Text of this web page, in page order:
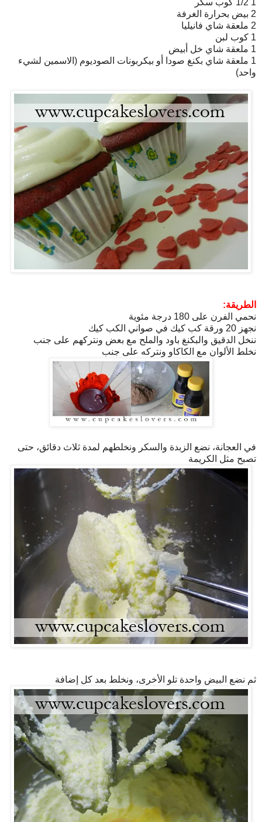
1 1/2 كوب سكر
2 بيض بحرارة الغرفة
2 ملعقة شاي فانيليا
1 كوب لبن
1 ملعقة شاي خل أبيض
1 ملعقة شاي بكنغ صودا أو بيكربونات الصوديوم (الاسمين لشيء
واحد)
الطريقة:
نحمي الفرن على 180 درجة مئوية
نجهز 20 ورقة كب كيك في صواني الكب كيك
ننخل الدقيق والبكنغ باود والملح مع بعض ونتركهم على جنب
نخلط الألوان مع الكاكاو ونتركه على جنب
في العجانة، نضع الزبدة والسكر ونخلطهم لمدة ثلاث دقائق، حتى
تصبح مثل الكريمة
ثم نضع البيض واحدة تلو الأخرى، ونخلط بعد كل إضافة